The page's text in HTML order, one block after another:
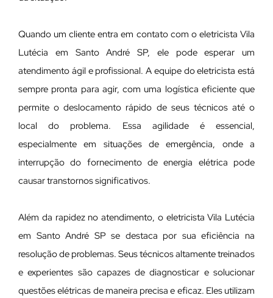
Quando um cliente entra em contato com o eletricista Vila
Lutécia em Santo André SP, ele pode esperar um
atendimento ágil e profissional. A equipe do eletricista está
sempre pronta para agir, com uma logística eficiente que
permite o deslocamento rápido de seus técnicos até o
local do problema. Essa agilidade é essencial,
especialmente em situações de emergência, onde a
interrupção do fornecimento de energia elétrica pode
causar transtornos significativos.
Além da rapidez no atendimento, o eletricista Vila Lutécia
em Santo André SP se destaca por sua eficiência na
resolução de problemas. Seus técnicos altamente treinados
e experientes são capazes de diagnosticar e solucionar
questões elétricas de maneira precisa e eficaz. Eles utilizam